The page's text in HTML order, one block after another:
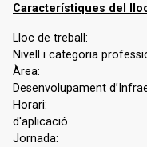
Característiques del
Lloc de treball:
Nivell i categoria
Àrea:
Desenvolupament
Horari:
d'aplicació
Jornada: